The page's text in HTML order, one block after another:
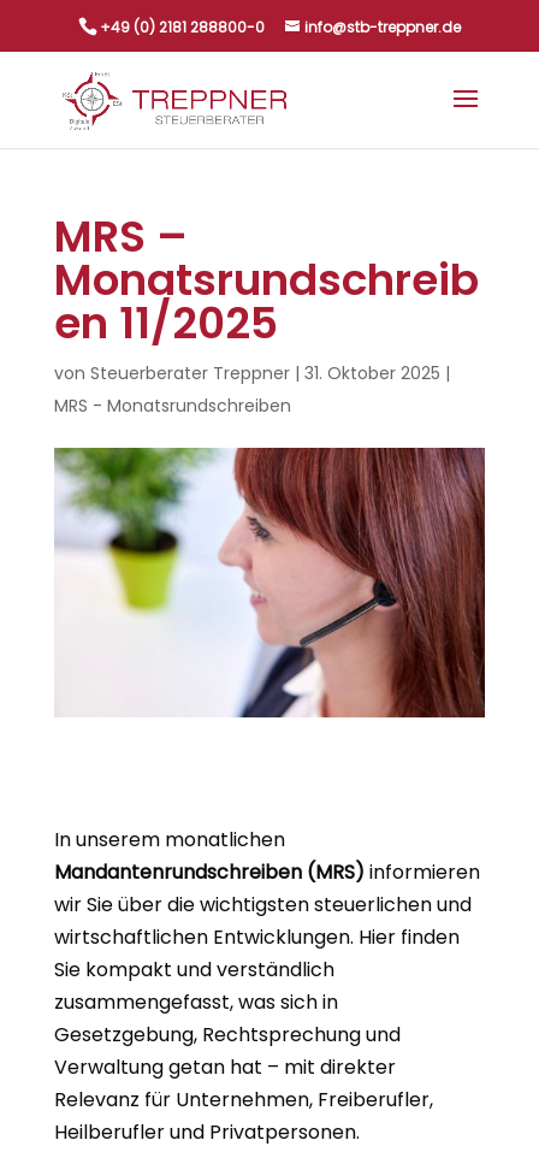
+49 (0) 2181 288800-0 info@stb-treppner.de
MRS –
Monatsrundschreib
en 11/2025
von Steuerberater Treppner| 31. Oktober 2025 |
MRS - Monatsrundschreiben
In unserem monatlichen
Mandantenrundschreiben (MRS) informieren
wir Sie über die wichtigsten steuerlichen und
wirtschaftlichen Entwicklungen. Hier finden
Sie kompakt und verständlich
zusammengefasst, was sich in
Gesetzgebung, Rechtsprechung und
Verwaltung getan hat – mit direkter
Relevanz für Unternehmen, Freiberufler,
Heilberufler und Privatpersonen.